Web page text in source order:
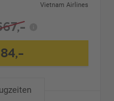
Vietnam Airlines